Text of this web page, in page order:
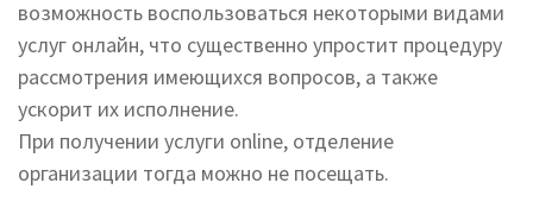
возможность воспользоваться некоторыми видами
услуг онлайн, что существенно упростит процедуру
рассмотрения имеющихся вопросов, а также
ускорит их исполнение.
При получении услуги online, отделение
организации тогда можно не посещать.